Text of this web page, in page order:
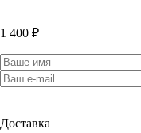
1 400 ₽
Доставка